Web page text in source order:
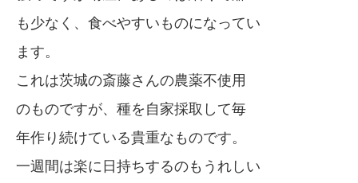
も少なく、食べやすいものになってい
ます。
これは茨城の斎藤さんの農薬不使用
のものですが、種を自家採取して毎
年作り続けている貴重なものです。
一週間は楽に日持ちするのもうれしい